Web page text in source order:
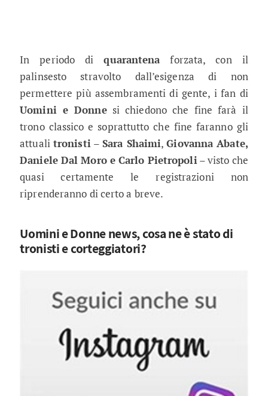
In periodo diquarantenaforzata, con il
palinsesto stravolto dall’esigenza di non
permettere più assembramenti di gente, i fan di
Uomini e Donnesi chiedono che fine farà il
trono classico e soprattutto che fine faranno gli
attuali tronisti–Sara Shaimi,Giovanna Abate,
Daniele Dal Moro e Carlo Pietropoli– visto che
quasi certamente le registrazioni non
riprenderanno di certo a breve.
Uomini e Donne news, cosa ne è stato di
tronisti e corteggiatori?